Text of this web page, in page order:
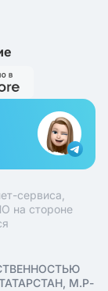
сервиса,
на стороне
М.Р-